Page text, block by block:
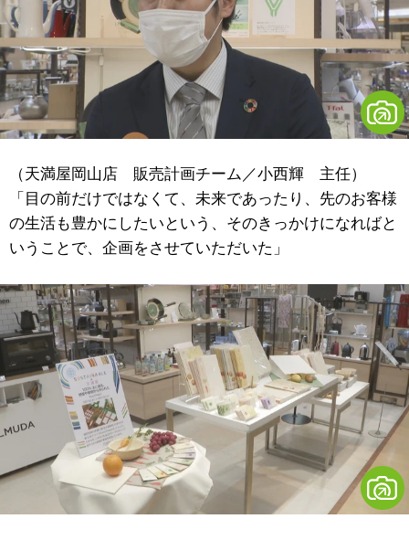
（天満屋岡山店 販売計画チーム／小西輝 主任）
「目の前だけではなくて、未来であったり、先のお客様
の生活も豊かにしたいという、そのきっかけになればと
いうことで、企画をさせていただいた」